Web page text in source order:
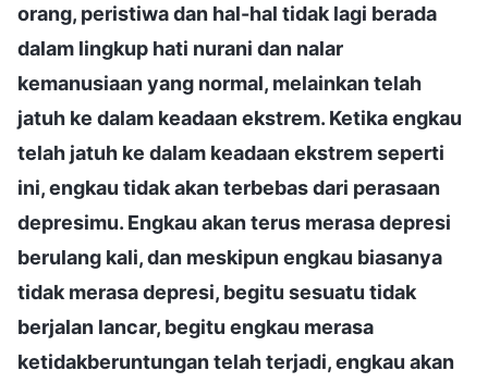
orang, peristiwa dan hal-hal tidak lagi berada
dalam lingkup hati nurani dan nalar
kemanusiaan yang normal, melainkan telah
jatuh ke dalam keadaan ekstrem. Ketika engkau
telah jatuh ke dalam keadaan ekstrem seperti
ini, engkau tidak akan terbebas dari perasaan
depresimu. Engkau akan terus merasa depresi
berulang kali, dan meskipun engkau biasanya
tidak merasa depresi, begitu sesuatu tidak
berjalan lancar, begitu engkau merasa
ketidakberuntungan telah terjadi, engkau akan